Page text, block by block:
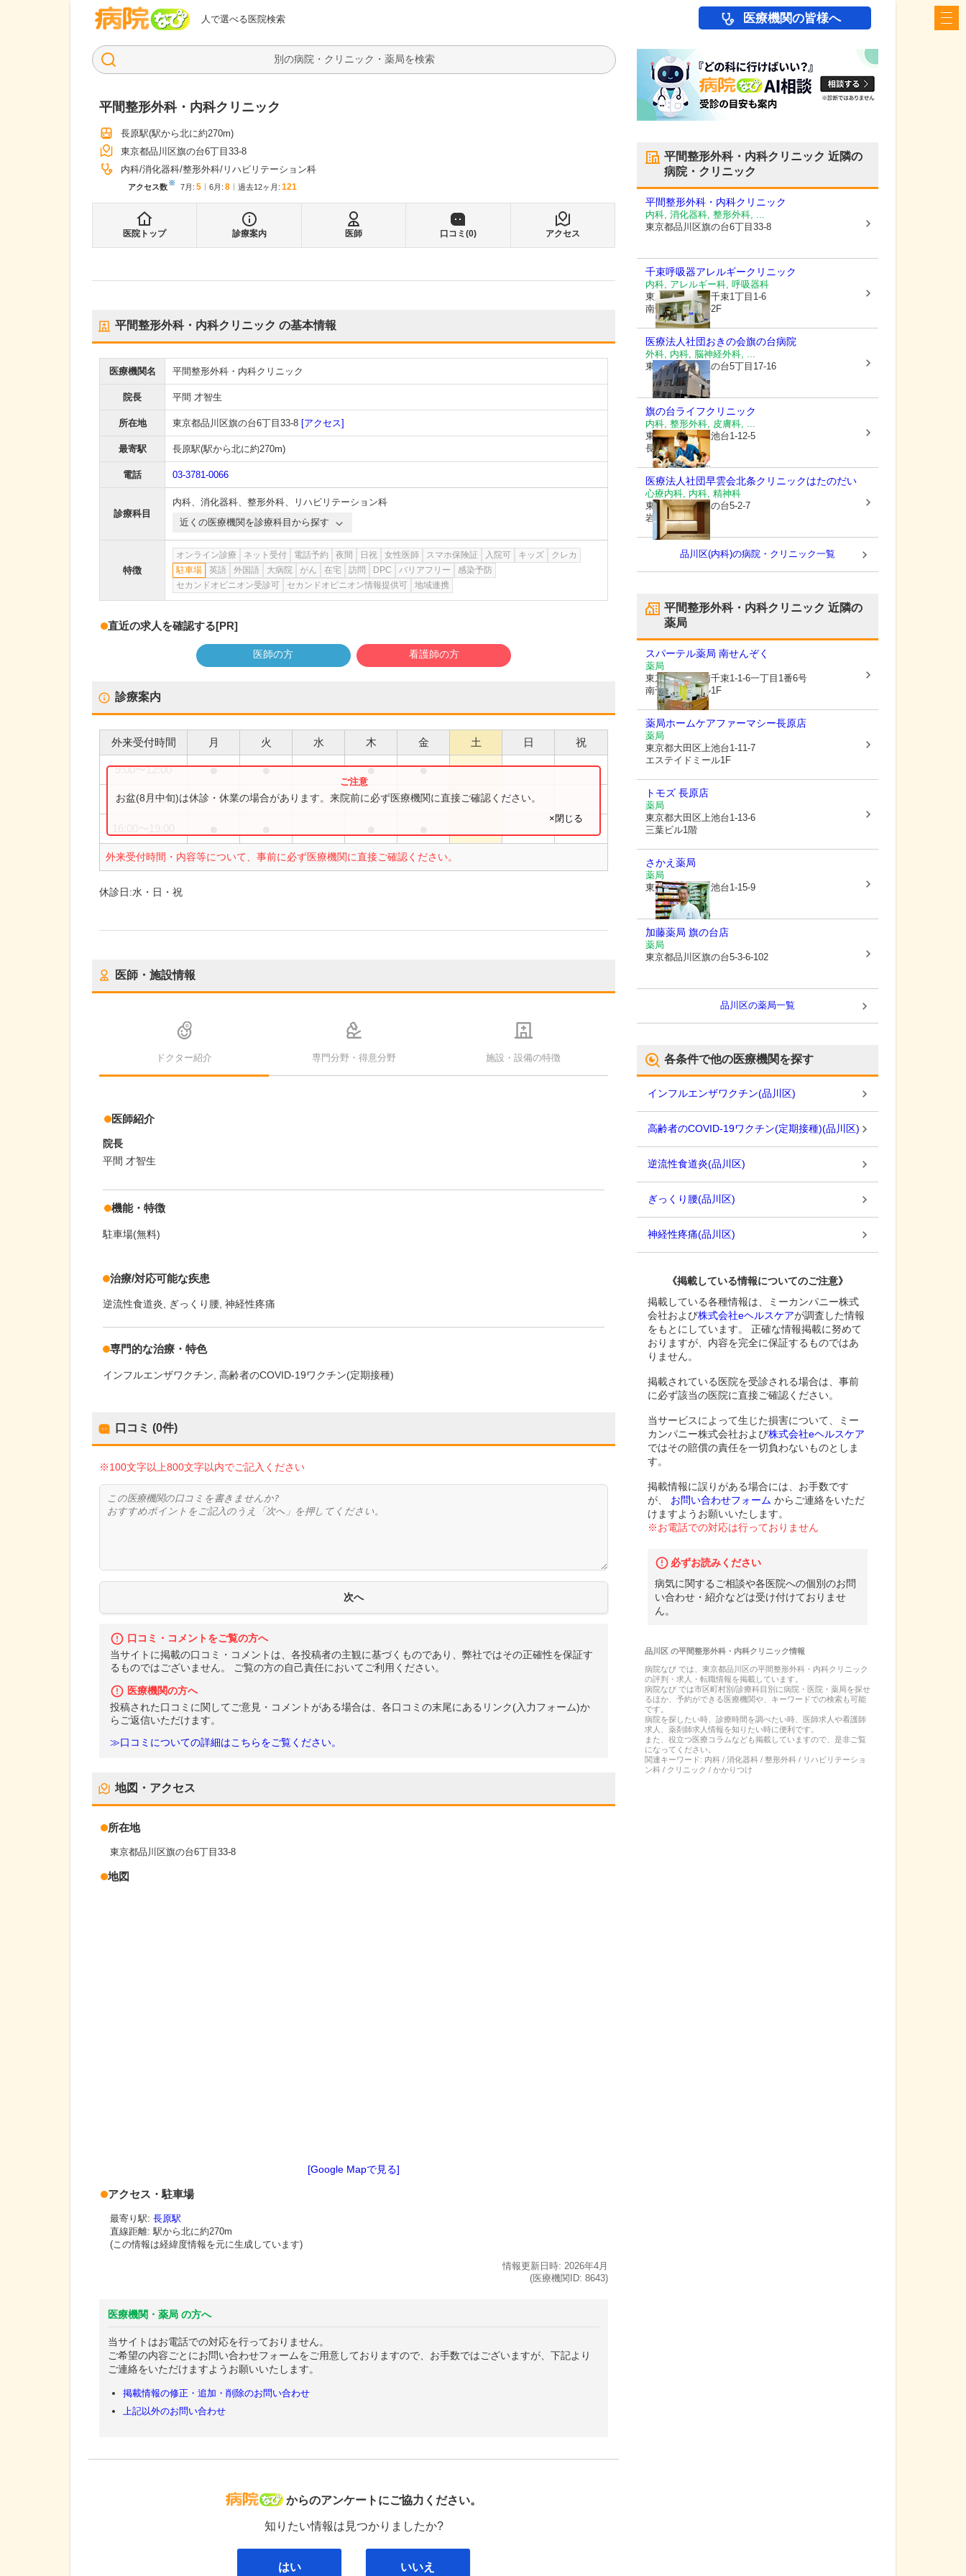
人で選べる医院検索
病院なび 医療機関の皆様へ
検索
平間整形外科・内科クリニック
長原駅(駅から北に約270m)
東京都品川区旗の台6丁目33-8
内科 消化器科 整形外科 リハビリテーション科
アクセス数※ 7月 : 5 6月 : 8 過去12ヶ月: 121
医院トップ 診療案内 医師 口コミ(0) アクセス
平間整形外科・内科クリニック の基本情報
医療機関名 平間整形外科・内科クリニック
院長 平間 才智生
所在地 東京都品川区旗の台6丁目33-8 [アクセス]
最寄駅 長原駅(駅から北に約270m)
電話 03-3781-0066
診療科目
内科、 消化器科、 整形外科、
リハビリテーション科
近くの医療機関を診療科目から探す
特徴
オンライン診療 ネット受付 電話予約 夜間 日祝 女性医師 スマホ保険証 入院可 キッズ
クレカ
駐車場
英語 外国語 大病院 がん 在宅 訪問 DPC バリアフリー
感染予防
セカンドオピニオン受診可
セカンドオピニオン情報提供可 地域連携
直近の求人を確認する[PR]
医師の方 看護師の方
診療案内
外来受付時間 月 火 水 木 金 土 日 祝
9:00〜12:00 ● ● ● ●
9:00〜13:00 ●
外来受付時間・内容等について、事前に必ず医療機関に直接ご確認ください。
お盆(8月中旬)は休診・休業の場合があります。来院前に必ず医療機関に直接ご確認ください。
×閉じる
休診日:水・日・祝
医師・施設情報
ドクター紹介 専門分野・得意分野 施設・設備の特徴
医師紹介
院長
平間 才智生
機能・特徴
駐車場(無料)
治療/対応可能な疾患
逆流性食道炎 ぎっくり腰 神経性疼痛
専門的な治療・特色
インフルエンザワクチン 高齢者のCOVID-19ワクチン(定期接種)
口コミ (0件)
※100文字以上800文字以内でご記入ください
口コミ・コメントをご覧の方へ
当サイトに掲載の口コミ・コメントは、各投稿者の主観に基づくものであり、弊社ではその正確性を保証す
るものではございません。 ご覧の方の自己責任においてご利用ください。
医療機関の方へ
投稿された口コミに関してご意見・コメントがある場合は、各口コミの末尾にあるリンク(入力フォーム)か
らご返信いただけます。
≫口コミについての詳細はこちらをご覧ください。
地図・アクセス
所在地
東京都品川区旗の台6丁目33-8
地図
[Google Mapで見る]
アクセス・駐車場
最寄り駅: 長原駅
直線距離: 駅から北に約270m
(この情報は経緯度情報を元に生成しています)
情報更新日時: 2026年4月
(医療機関ID: 8643)
医療機関・薬局 の方へ
当サイトはお電話での対応を行っておりません。
ご希望の内容ごとにお問い合わせフォームをご用意しておりますので、お手数ではございますが、下記より
ご連絡をいただけますようお願いいたします。
掲載情報の修正・追加・削除のお問い合わせ
上記以外のお問い合わせ
病院なび
からのアンケートにご協力ください。
知りたい情報は見つかりましたか?
はい いいえ
平間整形外科・内科クリニック 近隣の
病院・クリニック
平間整形外科・内科クリニック
内科, 消化器科, 整形外科, ...
東京都品川区旗の台6丁目33-8
千束呼吸器アレルギークリニック
内科, アレルギー科, 呼吸器科
東京都大田区南千束1丁目1-6
南千束山本ビル2F
医療法人社団おきの会旗の台病院
外科, 内科, 脳神経外科, ...
東京都品川区
旗の台5丁目17-16
旗の台ライフクリニック
内科, 整形外科, 皮膚科, ...
東京都大田区上池台1-12-5
長原ビル5階
医療法人社団早雲会北条クリニックはたのだい
心療内科, 内科, 精神科
東京都品川区
旗の台5-2-7
岩田ビル1F
品川区(内科)の病院・クリニック一覧
平間整形外科・内科クリニック 近隣の
薬局
スパーテル薬局 南せんぞく
薬局
東京都大田区南千束1-1-6一丁目1番6号
南千束山本ビル1F
薬局ホームケアファーマシー長原店
薬局
東京都大田区上池台1-11-7
エステイドミール1F
トモズ 長原店
薬局
東京都大田区上池台1-13-6
三葉ビル1階
さかえ薬局
薬局
東京都大田区上池台1-15-9
加藤薬局 旗の台店
薬局
東京都品川区旗の台5-3-6-102
品川区の薬局一覧
各条件で他の医療機関を探す
インフルエンザワクチン(品川区)
高齢者のCOVID-19ワクチン(定期接種)(品川区)
逆流性食道炎(品川区)
ぎっくり腰(品川区)
神経性疼痛(品川区)
《掲載している情報についてのご注意》
掲載している各種情報は、ミーカンパニー株式
会社および株式会社eヘルスケアが調査した情報
をもとにしています。 正確な情報掲載に努めて
おりますが、内容を完全に保証するものではあ
りません。
掲載されている医院を受診される場合は、事前
に必ず該当の医院に直接ご確認ください。
当サービスによって生じた損害について、ミー
カンパニー株式会社および株式会社eヘルスケア
ではその賠償の責任を一切負わないものとしま
す。
掲載情報に誤りがある場合には、お手数です
が、
お問い合わせフォーム からご連絡をいただ
けますようお願いいたします。
※お電話での対応は行っておりません
必ずお読みください
病気に関するご相談や各医院への個別のお問
い合わせ・紹介などは受け付けておりませ
ん。
品川区の平間整形外科・内科クリニック情報
病院なび では、 東京都品川区の平間整形外科・内科クリニック
の評判・求人・転職情報を掲載しています。
病院なび では市区町村別/診療科目別に病院・医院・薬局を探せ
るほか、予約ができる医療機関や、キーワードでの検索も可能
です。
病院を探したい時、診療時間を調べたい時、医師求人や看護師
求人、薬剤師求人情報を知りたい時に便利です。
また、役立つ医療コラムなども掲載していますので、是非ご覧
になってください。
関連キーワード: 内科 / 消化器科 / 整形外科 / リハビリテーショ
ン科 / クリニック / かかりつけ